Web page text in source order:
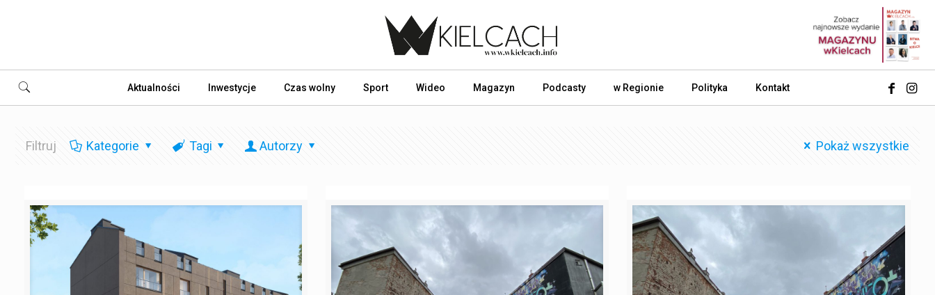
Aktualności Inwestycje Czas wolny Sport Wideo Magazyn Podcasty w Regionie Polityka Kontakt
Filtruj Kategorie Tagi Autorzy Pokaż wszystkie